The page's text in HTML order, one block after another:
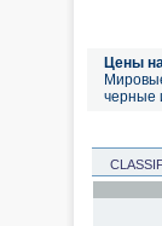
Цены
черные